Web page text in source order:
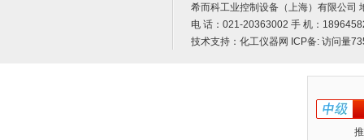
希而科工业控制设备（上海）有限公司
电 话：021-20363002 手 机：
技术支持： 化工仪器网 ICP备: 访问量